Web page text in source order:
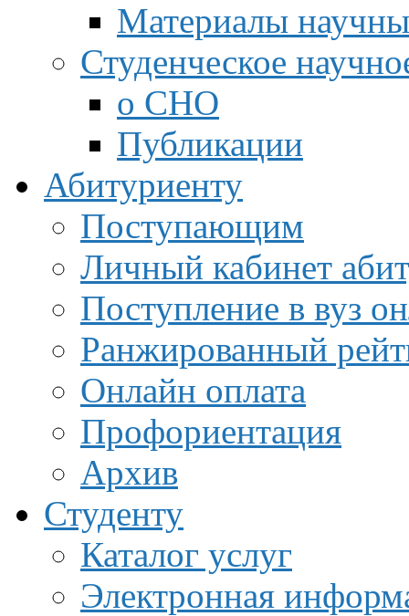
Материалы
Студенческое
о СНО
Публикации
Абитуриенту
Поступающим
Личный кабинет
Поступление в вуз
Ранжированный
Онлайн оплата
Профориентация
Архив
Студенту
Каталог услуг
Электронная